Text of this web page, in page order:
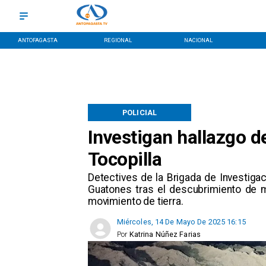
ANTOFAGASTA REGIONAL NACIONAL
Investigan hallazgo
Tocopilla
Detectives de la Brigada de
Guatones tras el descubrimiento de
movimiento de tierra.
POLICIAL
Miércoles, 14 De Mayo De 2025 16:15
Katrina Núñez Farias
Por